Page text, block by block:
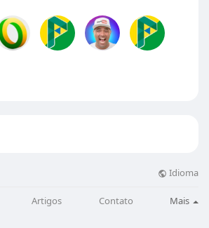
Idioma
Artigos Contato Mais